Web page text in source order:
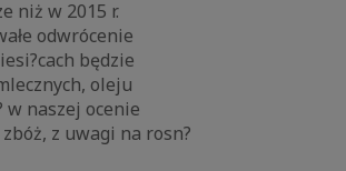
niż w 2015 r.
odwrócenie
będzie
oleju
naszej ocenie
z uwagi na rosn?